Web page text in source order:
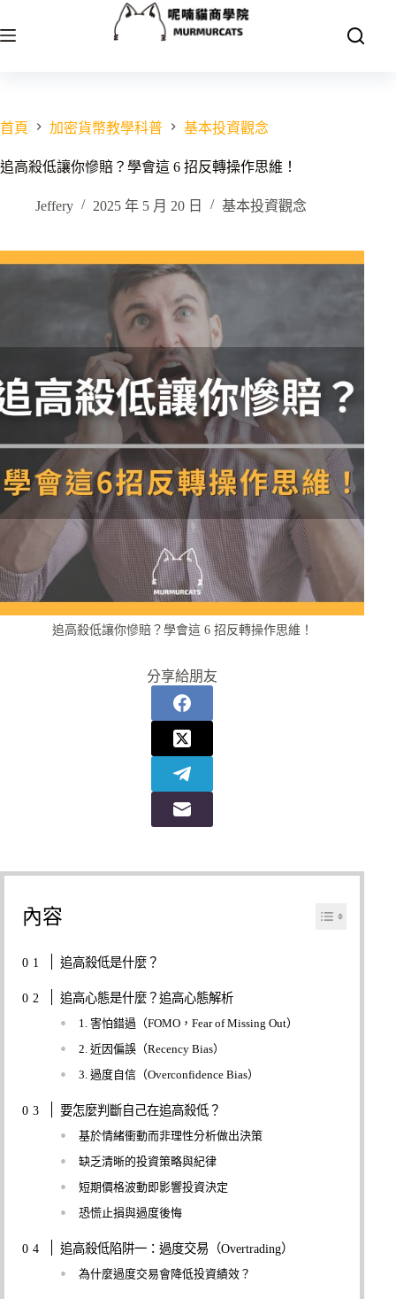
至
容
首頁 加密貨幣教學科普 基本投資觀念
追高殺低讓你慘賠？學會這 6 招反轉操作思維！
Jeffery 2025 年 5 月 20 日 基本投資觀念
追高殺低讓你慘賠？學會這 6 招反轉操作思維！
分享給朋友
內容
追高殺低是什麼？
追高心態是什麼？追高心態解析
1. 害怕錯過（FOMO，Fear of Missing Out）
2. 近因偏誤（Recency Bias）
3. 過度自信（Overconfidence Bias）
要怎麼判斷自己在追高殺低？
基於情緒衝動而非理性分析做出決策
缺乏清晰的投資策略與紀律
短期價格波動即影響投資決定
恐慌止損與過度後悔
追高殺低陷阱一：過度交易（Overtrading）
為什麼過度交易會降低投資績效？